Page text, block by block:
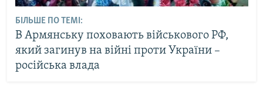
БІЛЬШЕ ПО ТЕМІ:
В Армянську поховають військового РФ,
який загинув на війні проти України –
російська влада